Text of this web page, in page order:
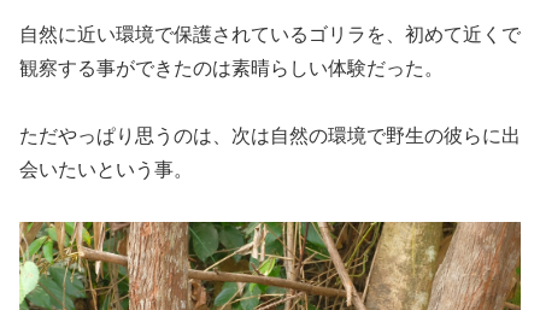
自然に近い環境で保護されているゴリラを、初めて近くで
観察する事ができたのは素晴らしい体験だった。
ただやっぱり思うのは、次は自然の環境で野生の彼らに出
会いたいという事。